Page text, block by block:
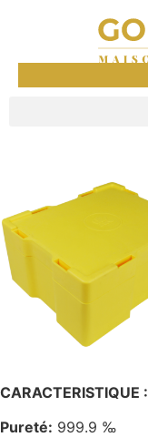
CARACTERISTIQUE :
Pureté: 999.9 ‰